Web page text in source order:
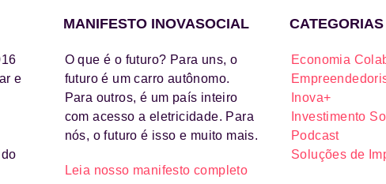
e
MANIFESTO INOVASOCIAL
O que é o futuro? Para uns, o
futuro é um carro autônomo.
Para outros, é um país inteiro
com acesso a eletricidade. Para
nós, o futuro é isso e muito mais.
Leia nosso manifesto completo
CATEGORIAS
Economia
Inova+
Investimento
Podcast
Soluções de